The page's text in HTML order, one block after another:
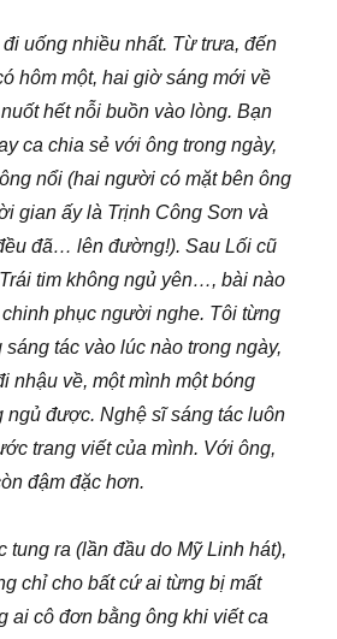
uống nhiều nhất. Từ trưa, đến
hôm một, hai giờ sáng mới về
hết nỗi buồn vào lòng. Bạn
ca chia sẻ với ông trong ngày,
nổi (hai người có mặt bên ông
gian ấy là Trịnh Công Sơn và
đã… lên đường!). Sau Lối cũ
tim không ngủ yên…, bài nào
phục người nghe. Tôi từng
tác vào lúc nào trong ngày,
nhậu về, một mình một bóng
ngủ được. Nghệ sĩ sáng tác luôn
trang viết của mình. Với ông,
đậm đặc hơn.
tung ra (lần đầu do Mỹ Linh hát),
chỉ cho bất cứ ai từng bị mất
ai cô đơn bằng ông khi viết ca